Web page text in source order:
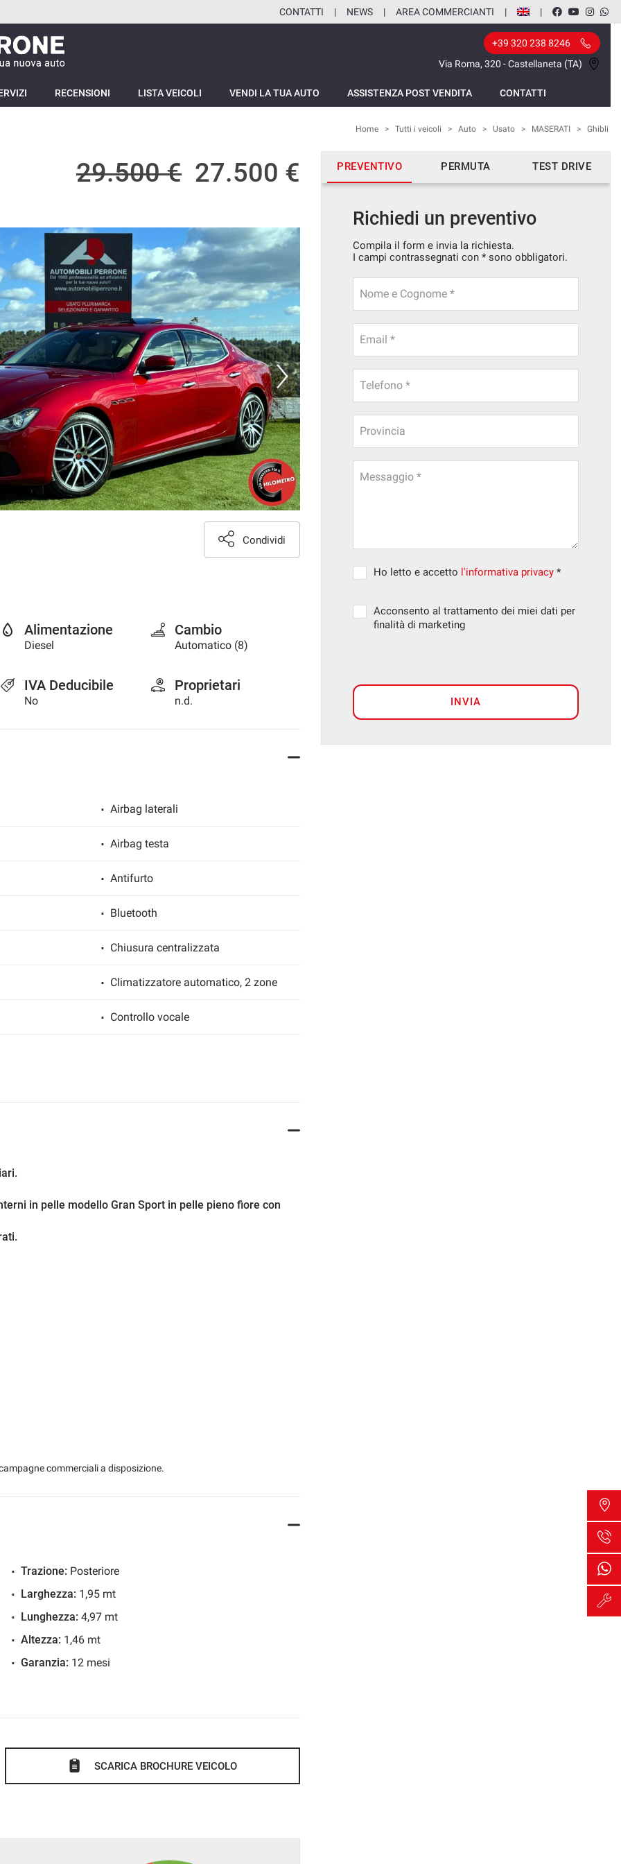
CONTATTI NEWS AREA COMMERCIANTI
+39 320 238 8246
Via Roma, 320 - Castellaneta (TA)
RECENSIONI LISTA VEICOLI VENDI LA TUA AUTO ASSISTENZA POST VENDITA CONTATTI
Home > Tutti i veicoli > Auto > Usato > MASERATI > Ghibli
29.500 € 27.500 €
Condividi
Alimentazione
Diesel
Cambio
Automatico (8)
IVA Deducibile
No
Proprietari
n.d.
Airbag laterali
Airbag testa
Antifurto
Bluetooth
Chiusura centralizzata
Climatizzatore automatico, 2 zone
Controllo vocale
in pelle modello Gran Sport in pelle pieno fiore con
e foto più dettagliate.
ai nostri clienti!!
automobilistiche;
vettura;
E GARANTITO.
commerciali a disposizione.
Trazione: Posteriore
Larghezza: 1,95 mt
Lunghezza: 4,97 mt
Altezza: 1,46 mt
Garanzia: 12 mesi
SCARICA BROCHURE VEICOLO
PREVENTIVO PERMUTA TEST DRIVE
Richiedi un preventivo
Compila il form e invia la richiesta.
I campi contrassegnati con * sono obbligatori.
Nome e Cognome *
Email *
Telefono *
Provincia
Messaggio *
Ho letto e accetto l'informativa privacy *
Acconsento al trattamento dei miei dati per
finalità di marketing
INVIA